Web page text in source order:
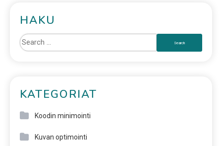
HAKU
KATEGORIAT
Koodin minimointi
Kuvan optimointi